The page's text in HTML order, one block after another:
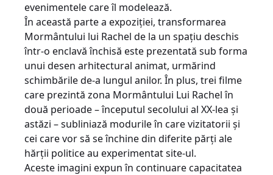
evenimentele care îl modelează.
În această parte a expoziției, transformarea
Mormântului lui Rachel de la un spațiu deschis
într-o enclavă închisă este prezentată sub forma
unui desen arhitectural animat, urmărind
schimbările de-a lungul anilor. În plus, trei filme
care prezintă zona Mormântului Lui Rachel în
două perioade – începutul secolului al XX-lea și
astăzi – subliniază modurile în care vizitatorii și
cei care vor să se închine din diferite părți ale
hărții politice au experimentat site-ul.
Aceste imagini expun în continuare capacitatea